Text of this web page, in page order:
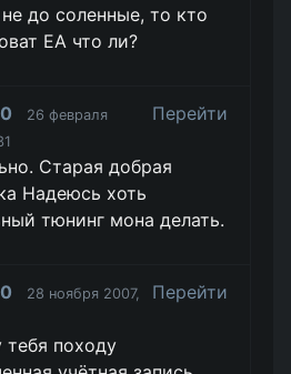
до соленные, то кто
EA что ли?
26 февраля
Перейти
Старая добрая
Надеюсь хоть
тюнинг мона делать.
28 ноября 2007,
Перейти
тебя походу